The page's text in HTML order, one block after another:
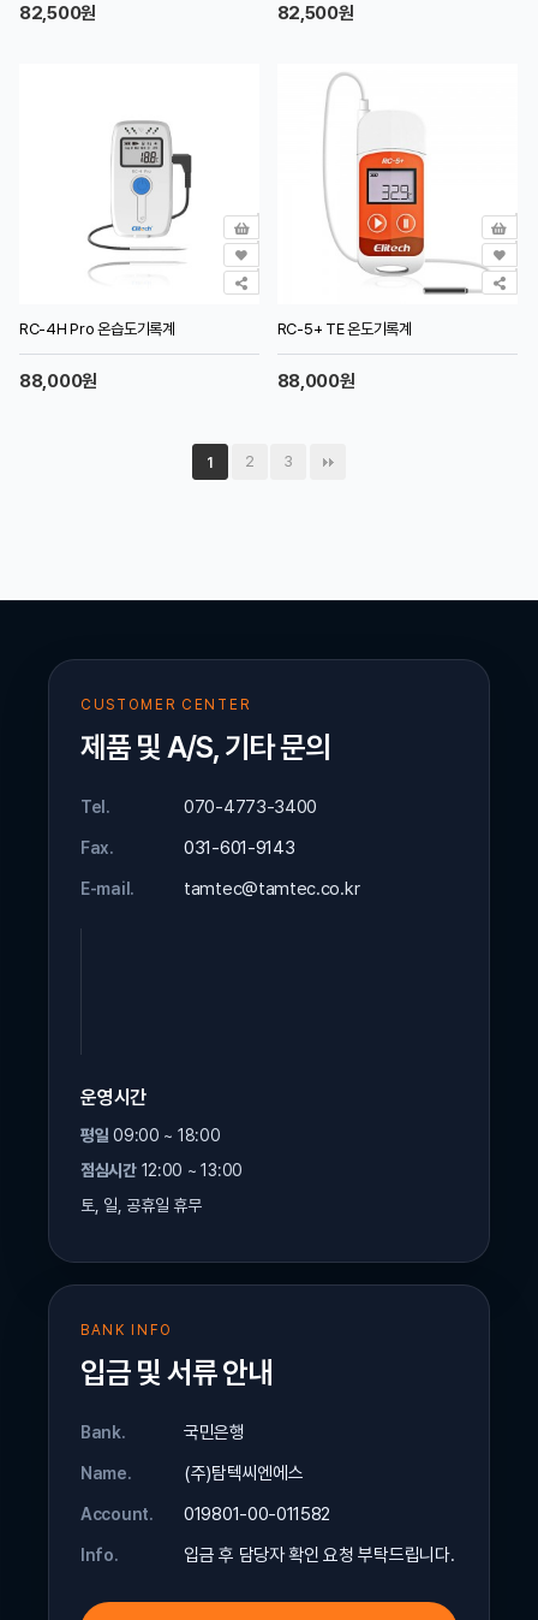
82,500원 82,500원
RC-4H Pro 온습도기록계
88,000원
RC-5+ TE 온도기록계
88,000원
1 2 3
CUSTOMER CENTER
제품 및 A/S, 기타 문의
Tel. 070-4773-3400
Fax. 031-601-9143
E-mail. tamtec@tamtec.co.kr
운영시간
평일 09:00 ~ 18:00
점심시간12:00 ~ 13:00
토, 일, 공휴일 휴무
BANK INFO
입금 및 서류 안내
Bank. 국민은행
Name. (주)탐텍씨엔에스
Account. 019801-00-011582
Info. 입금 후 담당자 확인 요청 부탁드립니다.